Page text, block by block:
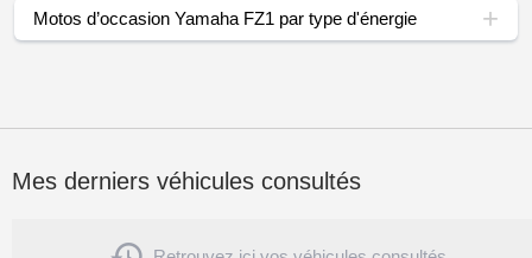
Motos d’occasion Yamaha FZ1 par type d'énergie
Mes derniers véhicules consultés